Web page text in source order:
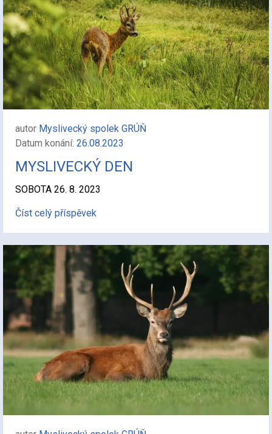
autor Myslivecký spolek GRÚŇ
Datum konání: 26.08.2023
MYSLIVECKÝ DEN
SOBOTA 26. 8. 2023
Číst celý příspěvek